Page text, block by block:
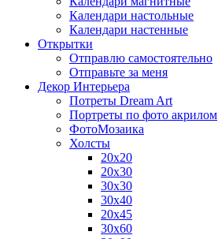
Календари настольные
Календари настенные
Открытки
Отправлю самостоятельно
Отправьте за меня
Декор Интерьера
Потреты Dream Art
Портреты по фото акрилом
ФотоМозаика
Холсты
20х20
20х30
30х30
30х40
20х45
30х60